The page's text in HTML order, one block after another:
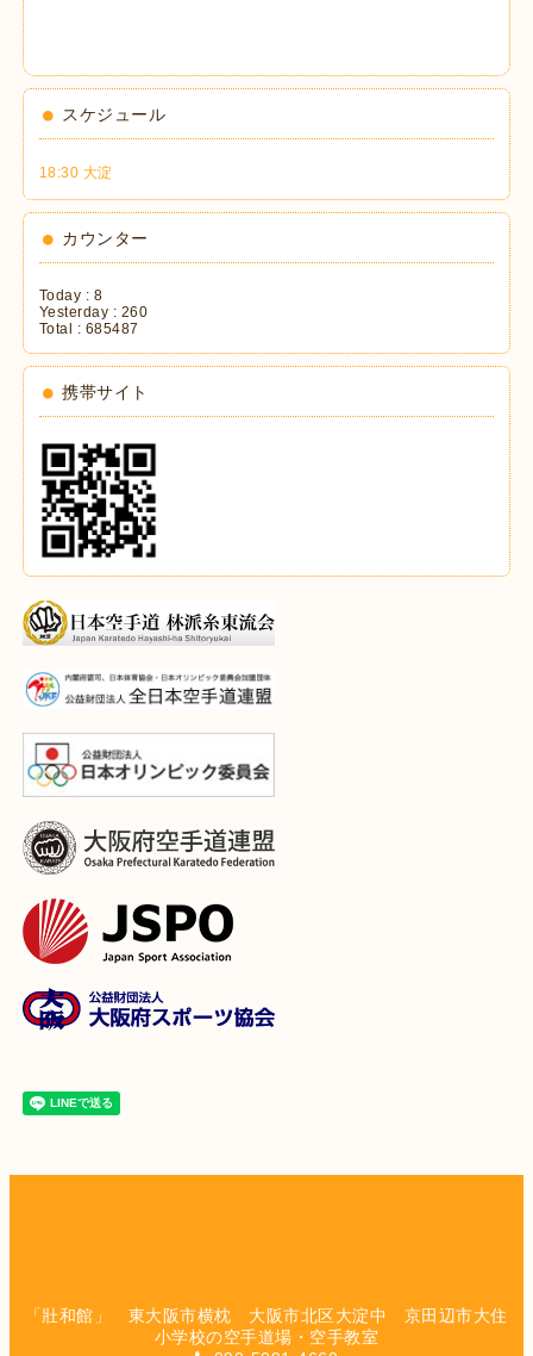
スケジュール
18:30 大淀
カウンター
Today : 8
Yesterday : 260
Total : 685487
携帯サイト
「壯和館」 東大阪市横枕 大阪市北区大淀中 京田辺市大住
小学校の空手道場・空手教室